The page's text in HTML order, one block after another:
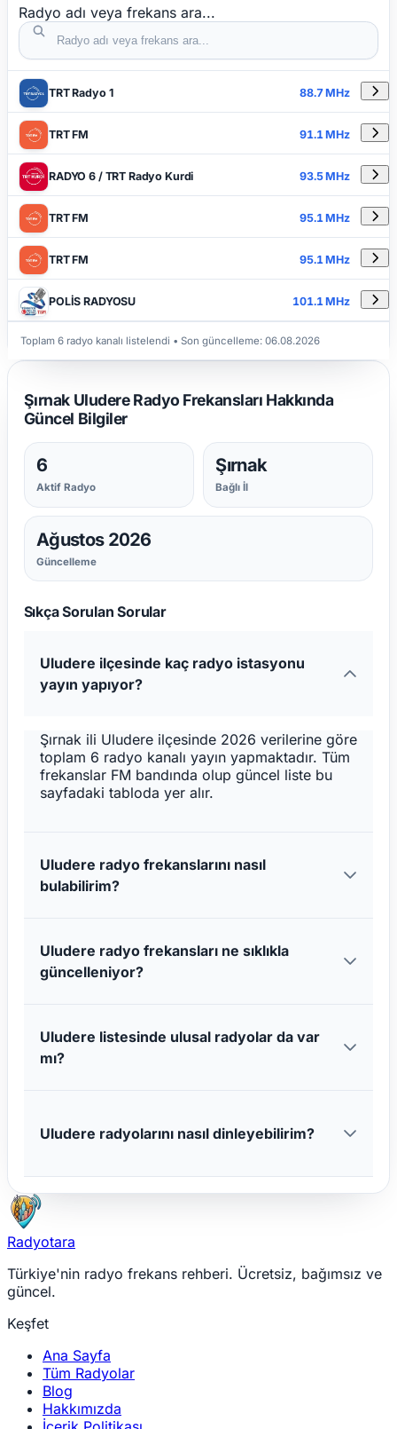
Radyo adı veya frekans ara...
RADYO ADI DETAYLAR
TRT Radyo 1 88.7 MHz
TRT FM 91.1 MHz
RADYO 6 / TRT Radyo Kurdi 93.5 MHz
TRT FM 95.1 MHz
TRT FM 95.1 MHz
POLİS RADYOSU 101.1 MHz
Toplam 6 radyo kanalı listelendi • Son güncelleme:06.08.2026
Şırnak Uludere Radyo Frekansları Hakkında
Güncel Bilgiler
6
Aktif Radyo
Şırnak
Bağlı İl
Ağustos 2026
Güncelleme
Sıkça Sorulan Sorular
Uludere ilçesinde kaç radyo istasyonu
yayın yapıyor?
Şırnak ili Uludere ilçesinde 2026 verilerine göre
toplam 6 radyo kanalı yayın yapmaktadır. Tüm
frekanslar FM bandında olup güncel liste bu
sayfadaki tabloda yer alır.
Uludere radyo frekanslarını nasıl
bulabilirim?
Uludere radyo frekansları ne sıklıkla
güncelleniyor?
Uludere listesinde ulusal radyolar da var
mı?
Uludere radyolarını nasıl dinleyebilirim?
Radyotara
Türkiye'nin radyo frekans rehberi. Ücretsiz, bağımsız ve
güncel.
Keşfet
Ana Sayfa
Tüm Radyolar
Blog
Hakkımızda